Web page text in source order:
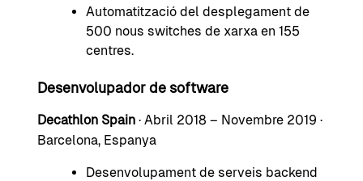
Automatització del desplegament de
500 nous switches de xarxa en 155
centres.
Desenvolupador de software
Decathlon Spain · Abril 2018 – Novembre 2019 ·
Barcelona, Espanya
Desenvolupament de serveis backend